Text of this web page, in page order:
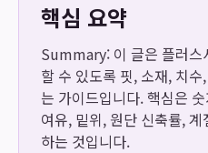
핵심 요약
Summary: 이 글은 플러스
할 수 있도록 핏, 소재, 치
는 가이드입니다. 핵심은
여유, 밑위, 원단 신축률,
하는 것입니다.